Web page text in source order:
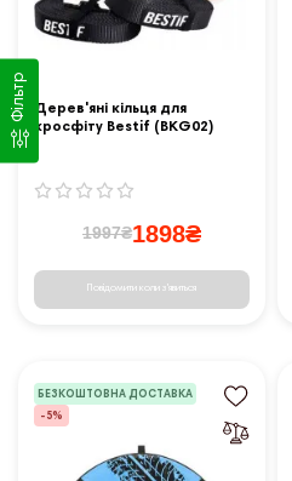
Фільтр
Дерев'яні кільця для
кросфіту Bestif (BKG02)
1997₴1898₴
Повідомити коли з'явиться
БЕЗКОШТОВНА ДОСТАВКА
-5%